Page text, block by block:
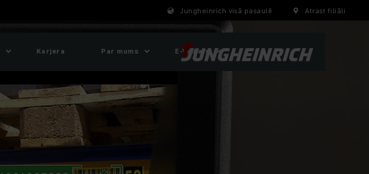
Jungheinrich visā pasaulē Atrast filiāli
Karjera Par mums E-Veikals